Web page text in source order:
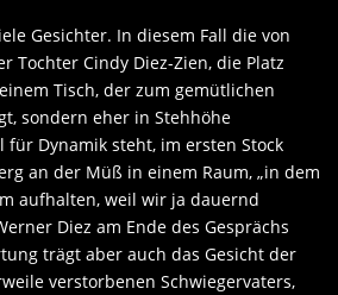
Gesichter. In diesem Fall die von
Tochter Cindy Diez-Zien, die Platz
Tisch, der zum gemütlichen
sondern eher in Stehhöhe
für Dynamik steht, im ersten Stock
an der Müß in einem Raum, „in dem
aufhalten, weil wir ja dauernd
Diez am Ende des Gesprächs
trägt aber auch das Gesicht der
verstorbenen Schwiegervaters,